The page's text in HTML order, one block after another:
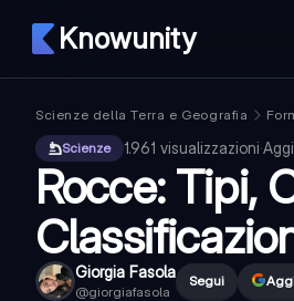
Knowunity
Scienze della Terra e Geografia
Scienze
1.961 visualizzazioni·
Rocce: Tipi,
Giorgia Fasola
@giorgiafasola
Segui